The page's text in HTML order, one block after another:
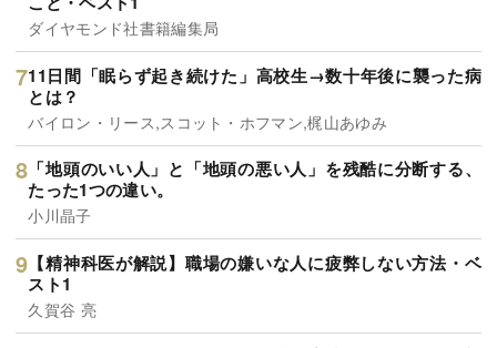
ダイヤモンド社書籍編集局
11日間「眠らず起き続けた」高校生→数十年後に襲った病
とは？
バイロン・リース,スコット・ホフマン,梶山あゆみ
「地頭のいい人」と「地頭の悪い人」を残酷に分断する、
たった1つの違い。
小川晶子
【精神科医が解説】職場の嫌いな人に疲弊しない方法・ベ
スト1
久賀谷 亮